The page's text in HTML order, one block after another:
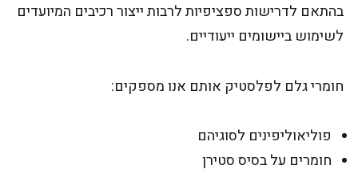
בהתאם לדרישות ספציפיות לרבות ייצור רכיבים המיועדים
לשימוש ביישומים ייעודיים.
חומרי גלם לפלסטיק אותם אנו מספקים:
פוליאוליפינים לסוגיהם
חומרים על בסיס סטירן